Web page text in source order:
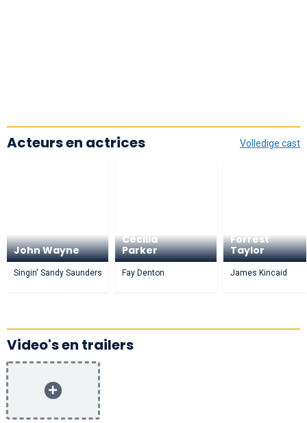
Volledige cast
Acteurs en actrices
John Wayne
Singin' Sandy Saunders
Cecilia
Parker
Fay Denton
Forrest
Taylor
James Kincaid
Video's en trailers